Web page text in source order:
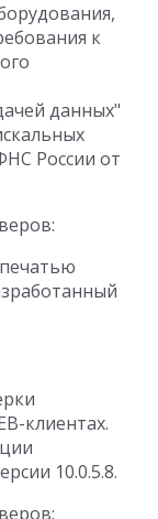
к
данных"
России от
клиентах.
10.0.5.8.